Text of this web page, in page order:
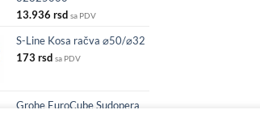
13.936 rsd sa PDV
S-Line Kosa račva ⌀50/⌀32
173 rsd sa PDV
Grohe EuroCube Sudopera